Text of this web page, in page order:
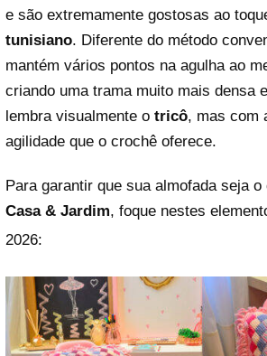
e são extremamente gostosas ao
tunisiano. Diferente do método
mantém vários pontos na agulha ao
criando uma trama muito mais densa
lembra visualmente o tricô, mas com
agilidade que o crochê oferece.
Para garantir que sua almofada seja
Casa & Jardim, foque nestes
2026: